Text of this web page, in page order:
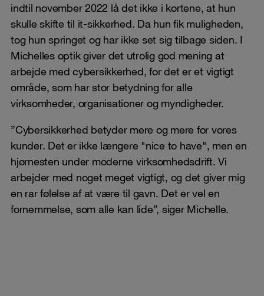
indtil november 2022 lå det ikke i kortene, at hun
skulle skifte til it-sikkerhed. Da hun fik muligheden,
tog hun springet og har ikke set sig tilbage siden. I
Michelles optik giver det utrolig god mening at
arbejde med cybersikkerhed, for det er et vigtigt
område, som har stor betydning for alle
virksomheder, organisationer og myndigheder.
”Cybersikkerhed betyder mere og mere for vores
kunder. Det er ikke længere "nice to have", men en
hjørnesten under moderne virksomhedsdrift. Vi
arbejder med noget meget vigtigt, og det giver mig
en rar følelse af at være til gavn. Det er vel en
fornemmelse, som alle kan lide”, siger Michelle.